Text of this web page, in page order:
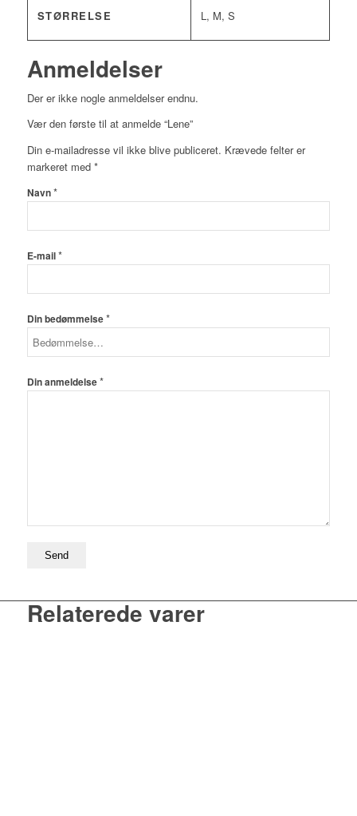
STØRRELSE L, M, S
Anmeldelser
Der er ikke nogle anmeldelser endnu.
Vær den første til at anmelde “Lene”
Din e-mailadresse vil ikke blive publiceret. Krævede felter er
markeret med *
Navn*
E-mail*
Din bedømmelse*
Din anmeldelse*
Relaterede varer